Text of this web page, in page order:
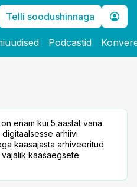
Telli soodushinnaga
Podcastid
enam kui 5 aastat vana
arhiivi.
kaasajasta arhiveeritud
kaasaegsete